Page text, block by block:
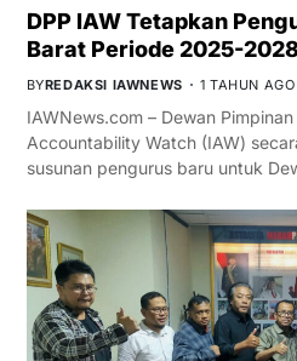
DPP IAW Tetapkan
Barat Periode 2025-
BYREDAKSI IAWNEWS 1 TAHUN AGO
IAWNews.com – Dewan
Accountability Watch (IAW)
susunan pengurus baru untuk